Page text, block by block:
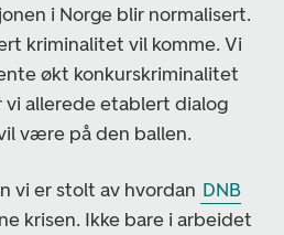
i Norge blir normalisert.
kriminalitet vil komme. Vi
økt konkurskriminalitet
vi allerede etablert dialog
være på den ballen.
vi er stolt av hvordan DNB
krisen. Ikke bare i arbeidet